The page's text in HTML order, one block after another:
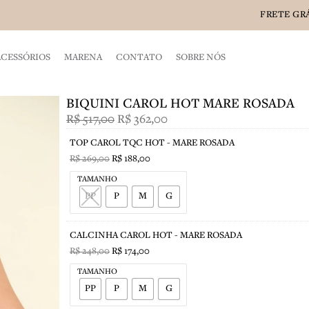
FRETE
MARENA CONTATO SOBRE NÓS
BIQUINI CAROL HOT MARE ROSADA
R$517,00 O
original
era:
R$ 517,00.
R$ 362,00O
R$ 362,00.
TOP CAROL TQC HOT - MARE ROSADA
R$269,00
era:
R$ 269,00.
R$ 188,00
R$ 188,00.
TAMANHO
PP P M G
CALCINHA CAROL HOT - MARE ROSADA
R$248,00
era:
R$ 248,00.
R$ 174,00
R$ 174,00.
TAMANHO
PP P M G